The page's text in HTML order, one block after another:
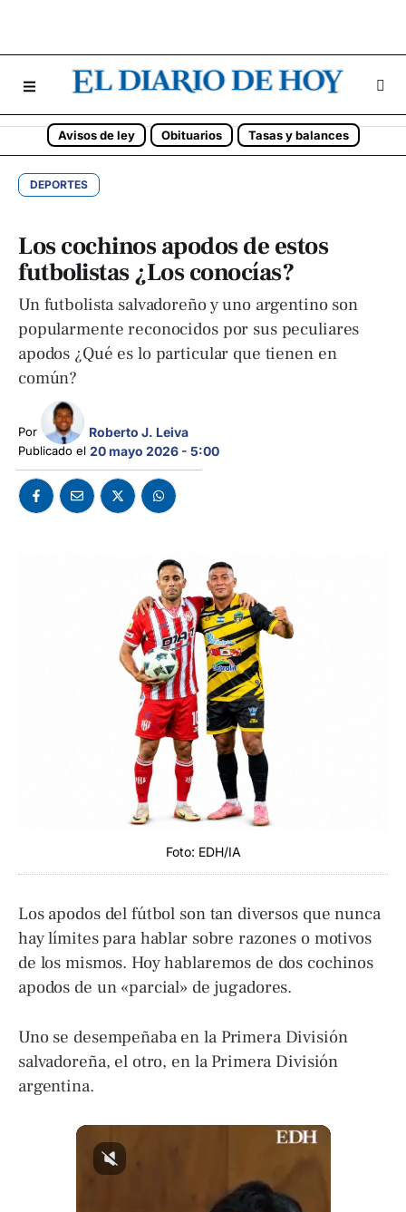
Avisos de ley Obituarios Tasas y balances
DEPORTES
Los cochinos apodos de estos
futbolistas ¿Los conocías?
Un futbolista salvadoreño y uno argentino son
popularmente reconocidos por sus peculiares
apodos ¿Qué es lo particular que tienen en
común?
Por Roberto J. Leiva
Publicado el 20 mayo 2026 - 5:00
Foto: EDH/IA
Los apodos del fútbol son tan diversos que nunca
hay límites para hablar sobre razones o motivos
de los mismos. Hoy hablaremos de dos cochinos
apodos de un «parcial» de jugadores.
Uno se desempeñaba en la Primera División
salvadoreña, el otro, en la Primera División
argentina.